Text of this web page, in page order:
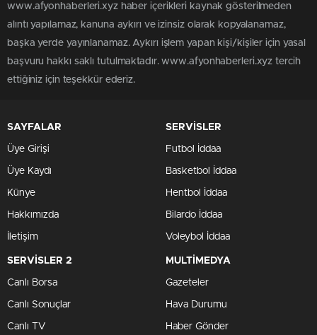
www.afyonhaberleri.xyz haber içerikleri kaynak gösterilmeden
alıntı yapılamaz, kanuna aykırı ve izinsiz olarak kopyalanamaz,
başka yerde yayınlanamaz. Aykırı işlem yapan kişi/kişiler için yasal
başvuru hakkı saklı tutulmaktadır. www.afyonhaberleri.xyz tercih
ettiğiniz için teşekkür ederiz.
SAYFALAR
Üye Girişi
Üye Kaydı
Künye
Hakkımızda
İletişim
SERVİSLER
Futbol İddaa
Basketbol İddaa
Hentbol İddaa
Bilardo İddaa
Voleybol İddaa
SERVİSLER 2
Canlı Borsa
Canlı Sonuçlar
Canlı TV
MULTİMEDYA
Gazeteler
Hava Durumu
Haber Gönder